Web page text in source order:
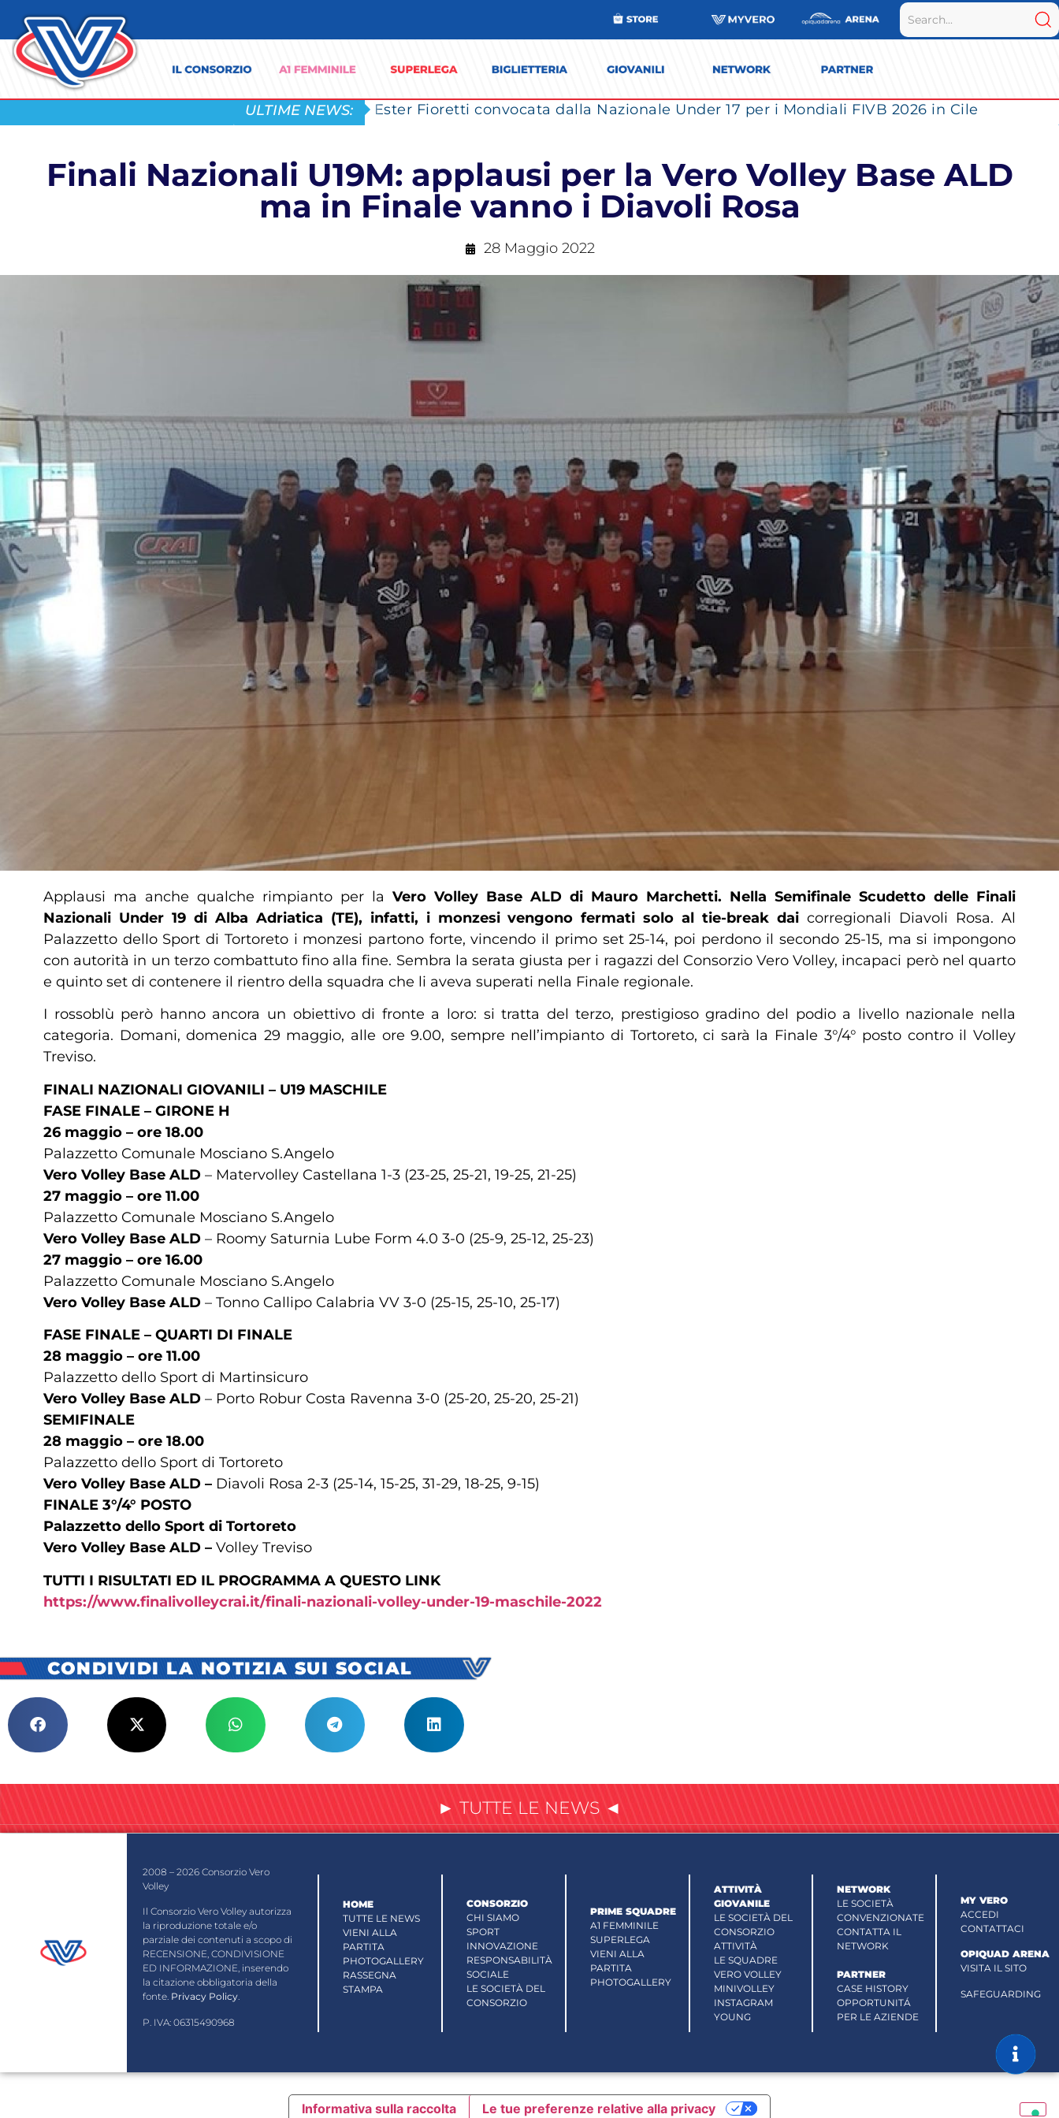
ULTIME NEWS: Ester Fioretti convocata dalla Nazionale Under 17 per i Mondiali FIVB 2026 in Cile
Finali Nazionali U19M: applausi per la Vero Volley Base ALD
ma in Finale vanno i Diavoli Rosa
28 Maggio 2022
Applausi ma anche qualche rimpianto per la Vero Volley Base ALD di Mauro Marchetti. Nella Semifinale Scudetto delle Finali
Nazionali Under 19 di Alba Adriatica (TE), infatti, i monzesi vengono fermati solo al tie-break dai corregionali Diavoli Rosa. Al
Palazzetto dello Sport di Tortoreto i monzesi partono forte, vincendo il primo set 25-14, poi perdono il secondo 25-15, ma si impongono
con autorità in un terzo combattuto fino alla fine. Sembra la serata giusta per i ragazzi del Consorzio Vero Volley, incapaci però nel quarto
e quinto set di contenere il rientro della squadra che li aveva superati nella Finale regionale.
I rossoblù però hanno ancora un obiettivo di fronte a loro: si tratta del terzo, prestigioso gradino del podio a livello nazionale nella
categoria. Domani, domenica 29 maggio, alle ore 9.00, sempre nell’impianto di Tortoreto, ci sarà la Finale 3°/4° posto contro il Volley
Treviso.
FINALI NAZIONALI GIOVANILI – U19 MASCHILE
FASE FINALE – GIRONE H
26 maggio – ore 18.00
Palazzetto Comunale Mosciano S.Angelo
Vero Volley Base ALD – Matervolley Castellana 1-3 (23-25, 25-21, 19-25, 21-25)
27 maggio – ore 11.00
Palazzetto Comunale Mosciano S.Angelo
Vero Volley Base ALD – Roomy Saturnia Lube Form 4.0 3-0 (25-9, 25-12, 25-23)
27 maggio – ore 16.00
Palazzetto Comunale Mosciano S.Angelo
Vero Volley Base ALD – Tonno Callipo Calabria VV 3-0 (25-15, 25-10, 25-17)
FASE FINALE – QUARTI DI FINALE
28 maggio – ore 11.00
Palazzetto dello Sport di Martinsicuro
Vero Volley Base ALD – Porto Robur Costa Ravenna 3-0 (25-20, 25-20, 25-21)
SEMIFINALE
28 maggio – ore 18.00
Palazzetto dello Sport di Tortoreto
Vero Volley Base ALD – Diavoli Rosa 2-3 (25-14, 15-25, 31-29, 18-25, 9-15)
FINALE 3°/4° POSTO
Palazzetto dello Sport di Tortoreto
Vero Volley Base ALD – Volley Treviso
TUTTI I RISULTATI ED IL PROGRAMMA A QUESTO LINK
https://www.finalivolleycrai.it/finali-nazionali-volley-under-19-maschile-2022
CONDIVIDI LA NOTIZIA SUI SOCIAL
► TUTTE LE NEWS ◄
2008 – 2026 Consorzio Vero
Volley
Il Consorzio Vero Volley autorizza
la riproduzione totale e/o
parziale dei contenuti a scopo di
RECENSIONE, CONDIVISIONE
ED INFORMAZIONE, inserendo
la citazione obbligatoria della
fonte. Privacy Policy.
P. IVA: 06315490968
HOME
TUTTE LE NEWS
VIENI ALLA
PARTITA
PHOTOGALLERY
RASSEGNA
STAMPA
CONSORZIO
CHI SIAMO
SPORT
INNOVAZIONE
RESPONSABILITÀ
SOCIALE
LE SOCIETÀ DEL
CONSORZIO
PRIME SQUADRE
A1 FEMMINILE
SUPERLEGA
VIENI ALLA
PARTITA
PHOTOGALLERY
ATTIVITÀ
GIOVANILE
LE SOCIETÀ DEL
CONSORZIO
ATTIVITÀ
LE SQUADRE
VERO VOLLEY
MINIVOLLEY
INSTAGRAM
YOUNG
NETWORK
LE SOCIETÀ
CONVENZIONATE
CONTATTA IL
NETWORK
PARTNER
CASE HISTORY
OPPORTUNITÁ
PER LE AZIENDE
MY VERO
ACCEDI
CONTATTACI
OPIQUAD ARENA
VISITA IL SITO
SAFEGUARDING
Informativa sulla raccolta Le tue preferenze relative alla privacy